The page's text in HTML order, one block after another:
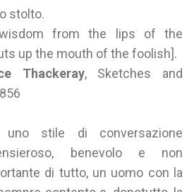
stolto.
from the lips of the
up the mouth of the foolish].
Thackeray, Sketches and
uno stile di conversazione
benevolo e non
di tutto, un uomo con la